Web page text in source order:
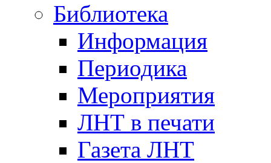
Библиотека
Информация
Периодика
Мероприятия
ЛНТ в печати
Газета ЛНТ